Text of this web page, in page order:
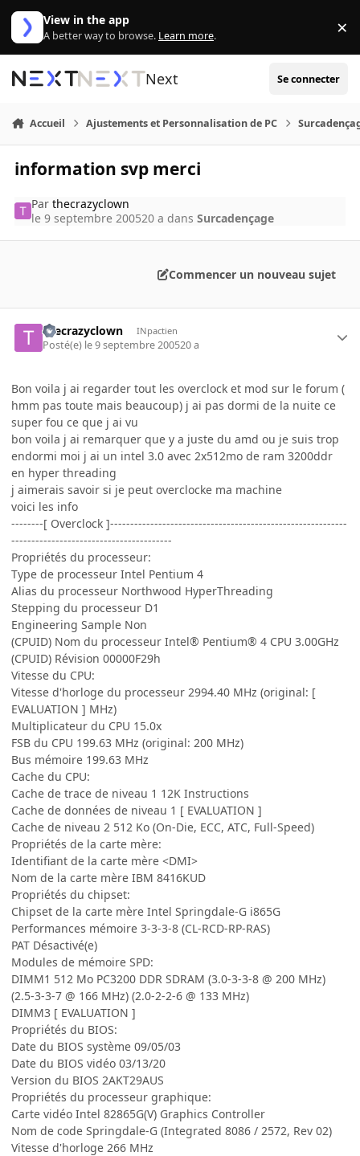
Aller au contenu
View in the app
A better way to browse. Learn more. ×
Next Se connecter
Accueil Ajustements et Personnalisation de PC
information svp merci
Parthecrazyclown
le 9 septembre 200520 a dansSurcadençage
Commencer un nouveau sujet
thecrazyclown INpactien
Posté(e) le 9 septembre 200520 a
Bon voila j ai regarder tout les overclock et mod sur le forum (
hmm pas toute mais beaucoup) j ai pas dormi de la nuite ce
super fou ce que j ai vu
bon voila j ai remarquer que y a juste du amd ou je suis trop
endormi moi j ai un intel 3.0 avec 2x512mo de ram 3200ddr
en hyper threading
j aimerais savoir si je peut overclocke ma machine
voici les info
--------[ Overclock ]-----------------------------------------------------------
----------------------------------------
Propriétés du processeur:
Type de processeur Intel Pentium 4
Alias du processeur Northwood HyperThreading
Stepping du processeur D1
Engineering Sample Non
(CPUID) Nom du processeur Intel® Pentium® 4 CPU 3.00GHz
(CPUID) Révision 00000F29h
Vitesse du CPU:
Vitesse d'horloge du processeur 2994.40 MHz (original: [
EVALUATION ] MHz)
Multiplicateur du CPU 15.0x
FSB du CPU 199.63 MHz (original: 200 MHz)
Bus mémoire 199.63 MHz
Cache du CPU:
Cache de trace de niveau 1 12K Instructions
Cache de données de niveau 1 [ EVALUATION ]
Cache de niveau 2 512 Ko (On-Die, ECC, ATC, Full-Speed)
Propriétés de la carte mère:
Identifiant de la carte mère <DMI>
Nom de la carte mère IBM 8416KUD
Propriétés du chipset:
Chipset de la carte mère Intel Springdale-G i865G
Performances mémoire 3-3-3-8 (CL-RCD-RP-RAS)
PAT Désactivé(e)
Modules de mémoire SPD:
DIMM1 512 Mo PC3200 DDR SDRAM (3.0-3-3-8 @ 200 MHz)
(2.5-3-3-7 @ 166 MHz) (2.0-2-2-6 @ 133 MHz)
DIMM3 [ EVALUATION ]
Propriétés du BIOS:
Date du BIOS système 09/05/03
Date du BIOS vidéo 03/13/20
Version du BIOS 2AKT29AUS
Propriétés du processeur graphique:
Carte vidéo Intel 82865G(V) Graphics Controller
Nom de code Springdale-G (Integrated 8086 / 2572, Rev 02)
Vitesse d'horloge 266 MHz